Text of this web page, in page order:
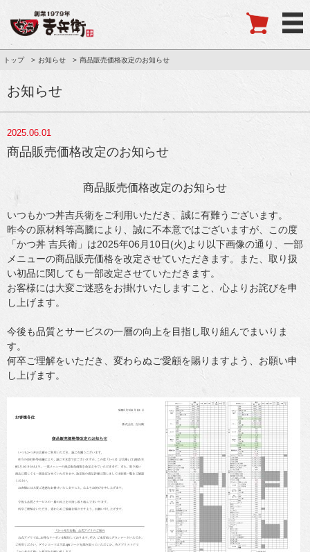
トップ お知らせ 商品販売価格改定のお知らせ
お知らせ
2025.06.01
商品販売価格改定のお知らせ
商品販売価格改定のお知らせ
いつもかつ丼吉兵衛をご利用いただき、誠に有難うございます。
昨今の原材料等高騰により、誠に不本意ではございますが、この度
「かつ丼 吉兵衛」は2025年06月10日(火)より以下画像の通り、一部
メニューの商品販売価格を改定させていただきます。また、取り扱
い初品に関しても一部改定させていただきます。
お客様には大変ご迷惑をお掛けいたしますこと、心よりお詫びを申
し上げます。
今後も品質とサービスの一層の向上を目指し取り組んでまいりま
す。
何卒ご理解をいただき、変わらぬご愛顧を賜りますよう、お願い申
し上げます。